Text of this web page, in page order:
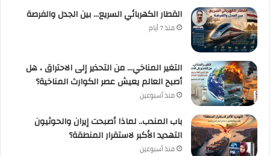
القطار الكهربائي السريع… بين الجدل والفرصة
منذ 7 أيام
التغير المناخي… من التحذير إلى الاحتراق ، هل
أصبح العالم يعيش عصر الكوارث المناخية؟
منذ أسبوعين
باب المندب.. لماذا أصبحت إيران والحوثيون
التهديد الأكبر لاستقرار المنطقة؟
منذ أسبوعين